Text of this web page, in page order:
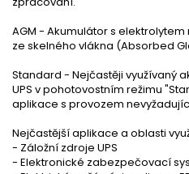
AGM - Akumulátor s
ze skelného vlákna (Absorbed
Standard - Nejčastěji využívaný
UPS v pohotovostním režimu
aplikace s provozem
Nejčastější aplikace a oblasti
- Záložní zdroje UPS
- Elektronické zabezpečovací